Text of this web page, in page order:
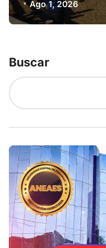
Amambay
Ago 1, 2026
Buscar